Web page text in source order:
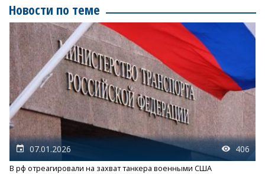
Новости по теме
07.01.2026 406
В рф отреагировали на захват танкера военными США